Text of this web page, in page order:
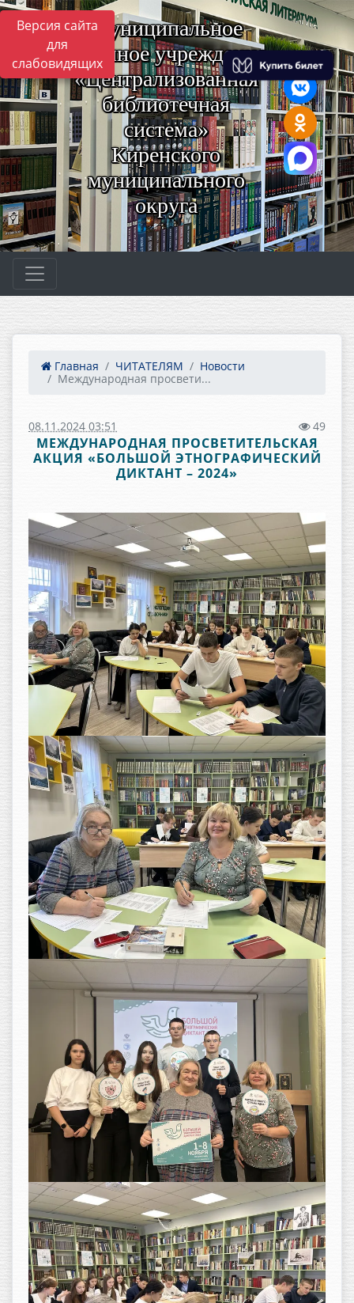
Версия сайта
для
слабовидящих
Муниципальное
казённое учреждение
«Централизованная
библиотечная
система»
Киренского
муниципального
округа
Главная ЧИТАТЕЛЯМ
Новости
Международная просвети...
08.11.2024 03:51 49
МЕЖДУНАРОДНАЯ ПРОСВЕТИТЕЛЬСКАЯ
АКЦИЯ «БОЛЬШОЙ ЭТНОГРАФИЧЕСКИЙ
ДИКТАНТ – 2024»